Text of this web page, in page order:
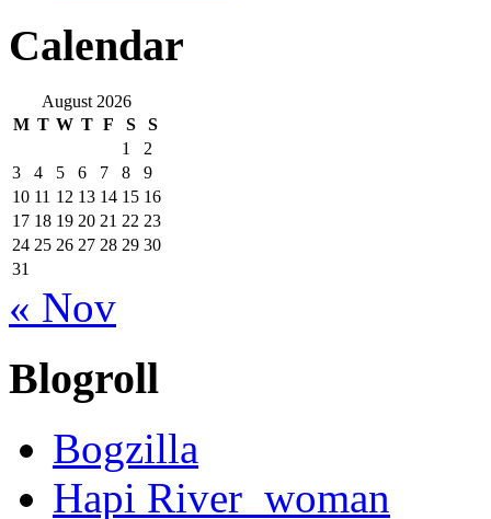
Calendar
August 2026
M T W T F S
S
1
2
3
4 5 6 7 8
9
10 11 12 13 14 15 16
17 18 19 20 21 22 23
24 25 26 27 28 29 30
31
« Nov
Blogroll
Bogzilla
Hapi River_woman